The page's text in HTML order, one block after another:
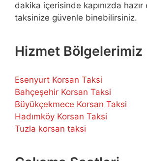
dakika içerisinde kapınızda hazır
taksinize güvenle binebilirsiniz.
Hizmet Bölgelerimiz
Esenyurt Korsan Taksi
Bahçeşehir Korsan Taksi
Büyükçekmece Korsan Taksi
Hadımköy Korsan Taksi
Tuzla korsan taksi